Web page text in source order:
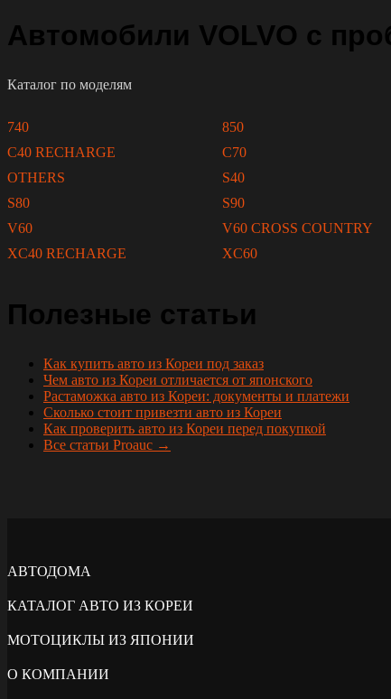
Автомобили VOLVO с
Каталог по моделям
740 850
C40 RECHARGE
C70
OTHERS
S40
S80
S90
V60
V60 CROSS COUNTRY
XC40 RECHARGE
XC60
Полезные статьи
Как купить авто из Кореи под заказ
Чем авто из Кореи отличается от японского
Растаможка авто из Кореи: документы и платежи
Сколько стоит привезти авто из Кореи
Как проверить авто из Кореи перед покупкой
Все статьи Proauc →
АВТОДОМА
КАТАЛОГ АВТО ИЗ КОРЕИ
МОТОЦИКЛЫ ИЗ ЯПОНИИ
О КОМПАНИИ